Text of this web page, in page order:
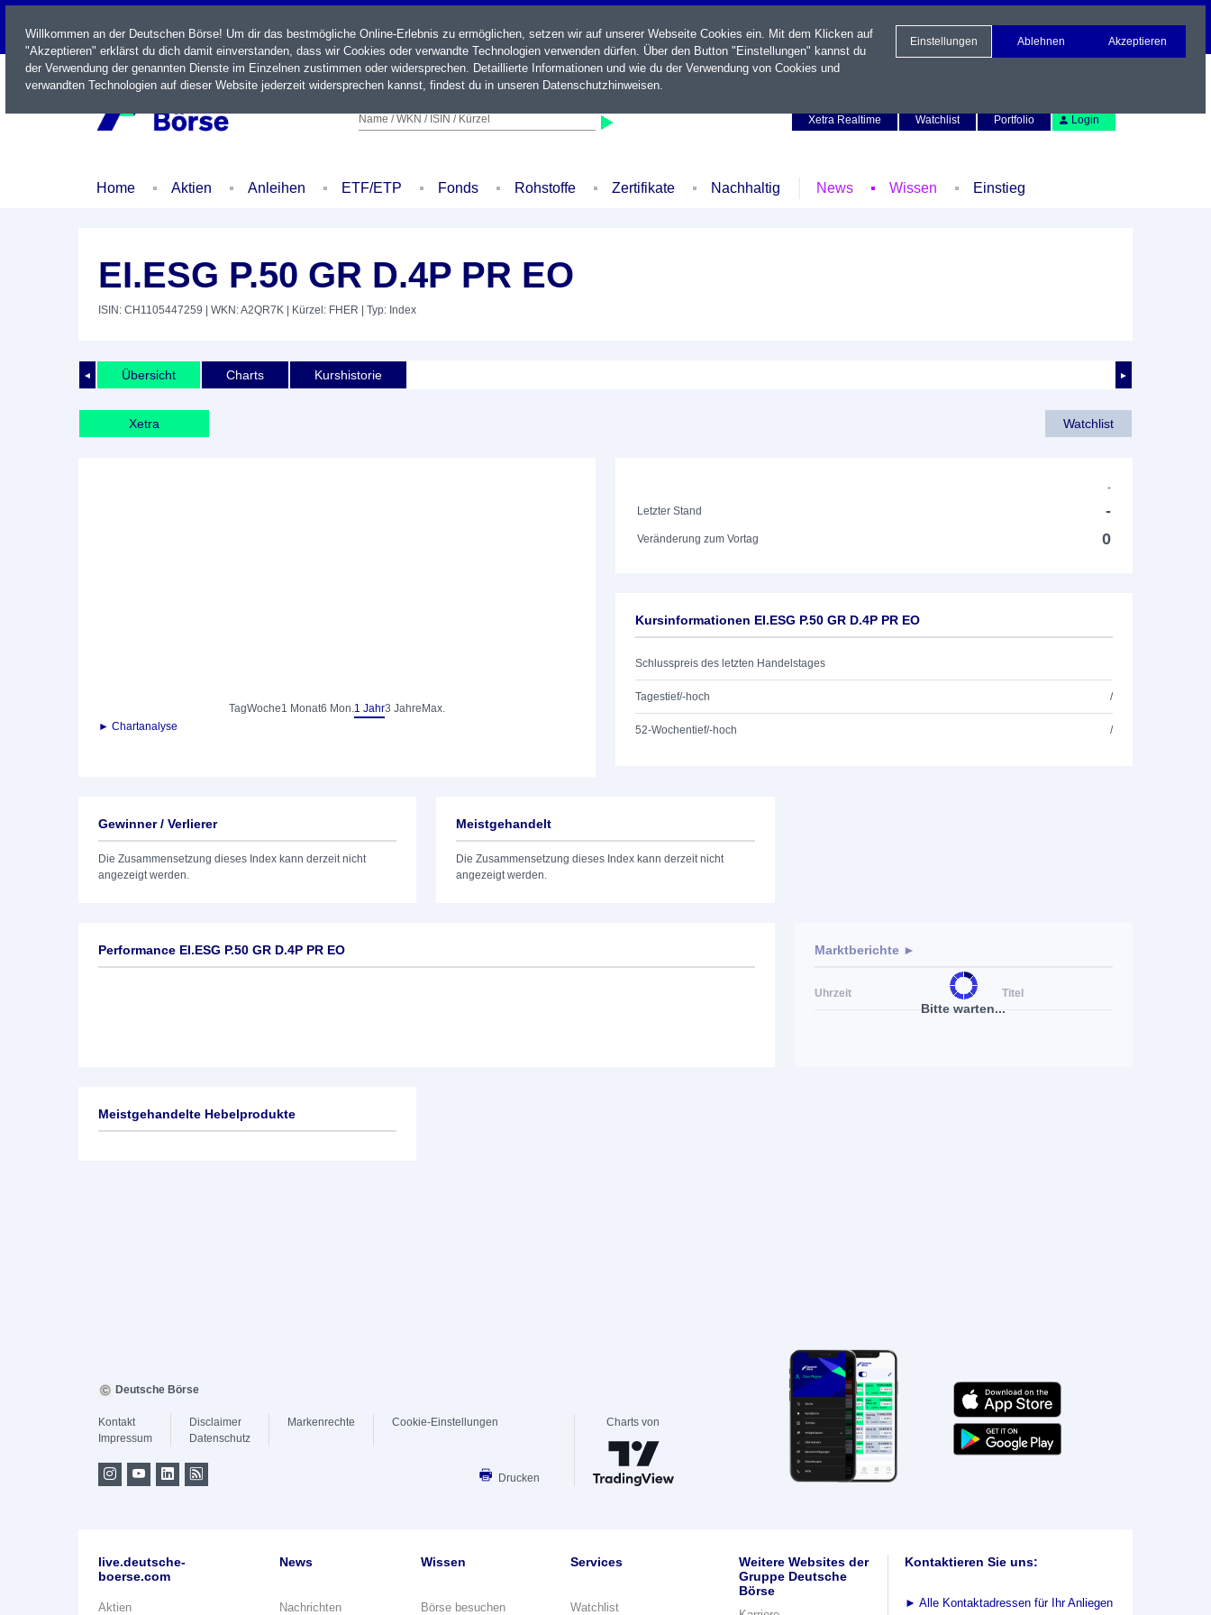
LIVE
Name / WKN / ISIN / Kürzel
Xetra Realtime
Watchlist Portfolio Login
Home Aktien Anleihen ETF/ETP Fonds Rohstoffe Zertifikate Nachhaltig News Wissen Einstieg
EI.ESG P.50 GR D.4P PR EO
ISIN: CH1105447259 | WKN: A2QR7K | Kürzel: FHER | Typ: Index
◄ ►
Übersicht Charts Kurshistorie
Xetra Watchlist
TagWoche1 Monat6 Mon.1 Jahr3 Jahre Max.
► Chartanalyse
-
Letzter Stand
-
Veränderung zum Vortag 0
Kursinformationen EI.ESG P.50 GR D.4P PR EO
Schlusspreis des letzten Handelstages
Tagestief/-hoch /
52-Wochentief/-hoch /
Gewinner / Verlierer
Die Zusammensetzung dieses Index kann derzeit nicht
angezeigt werden.
Meistgehandelt
Die Zusammensetzung dieses Index kann derzeit nicht
angezeigt werden.
Performance EI.ESG P.50 GR D.4P PR EO
Bitte warten...
Marktberichte ►
Uhrzeit Titel
Meistgehandelte Hebelprodukte
Willkommen an der Deutschen Börse! Um dir das bestmögliche Online-Erlebnis zu ermöglichen, setzen wir auf unserer Webseite Cookies ein. Mit dem Klicken auf
"Akzeptieren" erklärst du dich damit einverstanden, dass wir Cookies oder verwandte Technologien verwenden dürfen. Über den Button "Einstellungen" kannst du
der Verwendung der genannten Dienste im Einzelnen zustimmen oder widersprechen. Detaillierte Informationen und wie du der Verwendung von Cookies und
verwandten Technologien auf dieser Website jederzeit widersprechen kannst, findest du in unseren Datenschutzhinweisen.
Einstellungen Ablehnen Akzeptieren
Deutsche Börse
Kontakt
Impressum
Disclaimer
Datenschutz
Markenrechte Cookie-Einstellungen
Drucken
Charts von
live.deutsche-
boerse.com
Aktien
News
Nachrichten
Wissen
Börse besuchen
Services
Watchlist
Weitere Websites der
Gruppe Deutsche
Börse
Kontaktieren Sie uns:
► Alle Kontaktadressen für Ihr Anliegen